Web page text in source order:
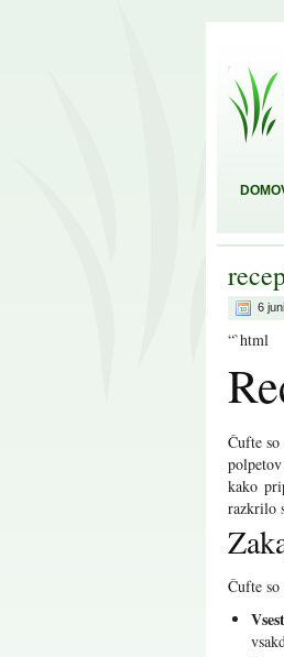
6
“`html
Čufte
kako
razkrilo
Čufte